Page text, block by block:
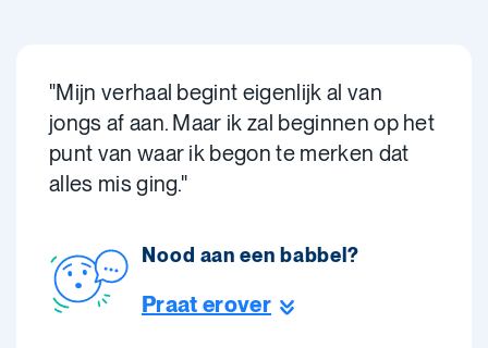
"Mijn verhaal begint eigenlijk al van
jongs af aan. Maar ik zal beginnen op het
punt van waar ik begon te merken dat
alles mis ging."
Nood aan een babbel?
Praat erover